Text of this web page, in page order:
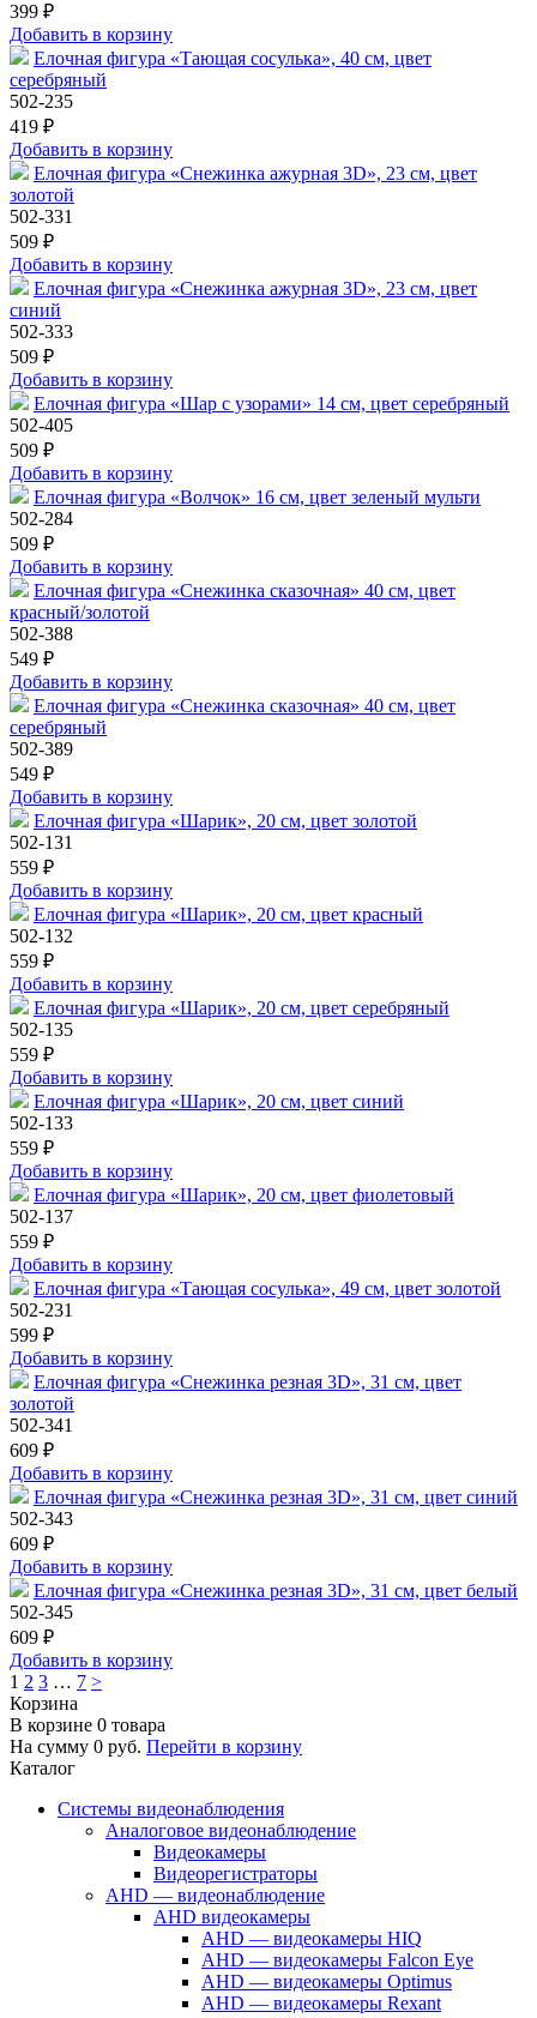
399 ₽
Добавить в корзину
Елочная фигура «Тающая сосулька», 40 см, цвет
серебряный
502-235
419 ₽
Добавить в корзину
Елочная фигура «Снежинка ажурная 3D», 23 см, цвет
золотой
502-331
509 ₽
Добавить в корзину
Елочная фигура «Снежинка ажурная 3D», 23 см, цвет
синий
502-333
509 ₽
Добавить в корзину
Елочная фигура «Шар с узорами» 14 см, цвет серебряный
502-405
509 ₽
Добавить в корзину
Елочная фигура «Волчок» 16 см, цвет зеленый мульти
502-284
509 ₽
Добавить в корзину
Елочная фигура «Снежинка сказочная» 40 см, цвет
красный/золотой
502-388
549 ₽
Добавить в корзину
Елочная фигура «Снежинка сказочная» 40 см, цвет
серебряный
502-389
549 ₽
Добавить в корзину
Елочная фигура «Шарик», 20 см, цвет золотой
502-131
559 ₽
Добавить в корзину
Елочная фигура «Шарик», 20 см, цвет красный
502-132
559 ₽
Добавить в корзину
Елочная фигура «Шарик», 20 см, цвет серебряный
502-135
559 ₽
Добавить в корзину
Елочная фигура «Шарик», 20 см, цвет синий
502-133
559 ₽
Добавить в корзину
Елочная фигура «Шарик», 20 см, цвет фиолетовый
502-137
559 ₽
Добавить в корзину
Елочная фигура «Тающая сосулька», 49 см, цвет золотой
502-231
599 ₽
Добавить в корзину
Елочная фигура «Снежинка резная 3D», 31 см, цвет
золотой
502-341
609 ₽
Добавить в корзину
Елочная фигура «Снежинка резная 3D», 31 см, цвет синий
502-343
609 ₽
Добавить в корзину
Елочная фигура «Снежинка резная 3D», 31 см, цвет белый
502-345
609 ₽
Добавить в корзину
1 2 3 … 7 >
Корзина
В корзине 0 товара
На сумму 0 руб. Перейти в корзину
Каталог
Системы видеонаблюдения
Аналоговое видеонаблюдение
Видеокамеры
Видеорегистраторы
AHD — видеонаблюдение
AHD видеокамеры
AHD — видеокамеры HIQ
AHD — видеокамеры Falcon Eye
AHD — видеокамеры Optimus
AHD — видеокамеры Rexant